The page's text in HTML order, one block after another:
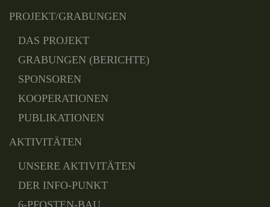
PROJEKT/GRABUNGEN
DAS PROJEKT
GRABUNGEN (BERICHTE)
SPONSOREN
KOOPERATIONEN
PUBLIKATIONEN
AKTIVITÄTEN
UNSERE AKTIVITÄTEN
DER INFO-PUNKT
6-PFOSTEN-BAU